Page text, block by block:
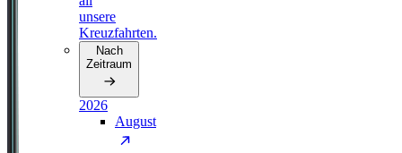
unsere
Kreuzfahrten.
Nach
Zeitraum
2026
August